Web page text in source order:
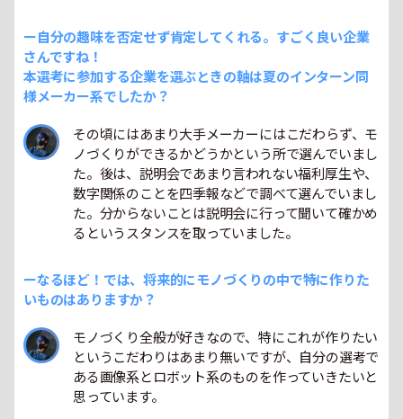
ー自分の趣味を否定せず肯定してくれる。すごく良い企業
さんですね！
本選考に参加する企業を選ぶときの軸は夏のインターン同
様メーカー系でしたか？
その頃にはあまり大手メーカーにはこだわらず、モ
ノづくりができるかどうかという所で選んでいまし
た。後は、説明会であまり言われない福利厚生や、
数字関係のことを四季報などで調べて選んでいまし
た。分からないことは説明会に行って聞いて確かめ
るというスタンスを取っていました。
ーなるほど！では、将来的にモノづくりの中で特に作りた
いものはありますか？
モノづくり全般が好きなので、特にこれが作りたい
というこだわりはあまり無いですが、自分の選考で
ある画像系とロボット系のものを作っていきたいと
思っています。